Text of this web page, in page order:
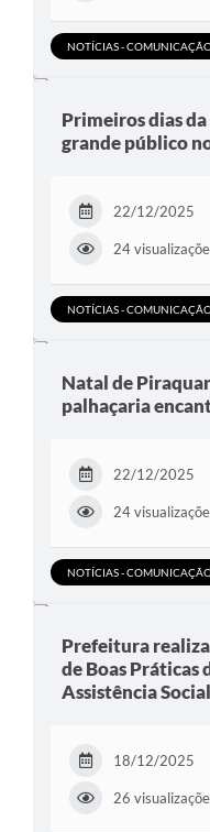
NOTÍCIAS - COMUNICAÇÃO
Primeiros dias
grande público
22/12/2025
24
NOTÍCIAS - COMUNICAÇÃO
Natal de
palhaçaria
22/12/2025
24
NOTÍCIAS - COMUNICAÇÃO
Prefeitura
de Boas Práticas
Assistência Social
18/12/2025
26